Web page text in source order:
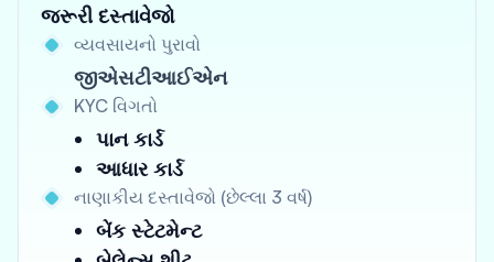
જરૂરી દસ્તાવેજો
વ્યવસાયનો પુરાવો
જીએસટીઆઈએન
KYC વિગતો
પાન કાર્ડ
આધાર કાર્ડ
નાણાકીય દસ્તાવેજો (છેલ્લા 3 વર્ષ)
બેંક સ્ટેટમેન્ટ